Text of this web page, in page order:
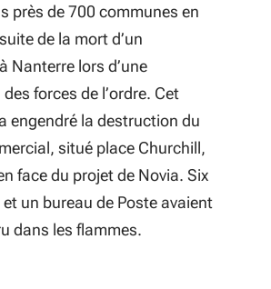
près de 700 communes en
de la mort d’un
Nanterre lors d’une
forces de l’ordre. Cet
engendré la destruction du
situé place Churchill,
face du projet de Novia. Six
un bureau de Poste avaient
dans les flammes.